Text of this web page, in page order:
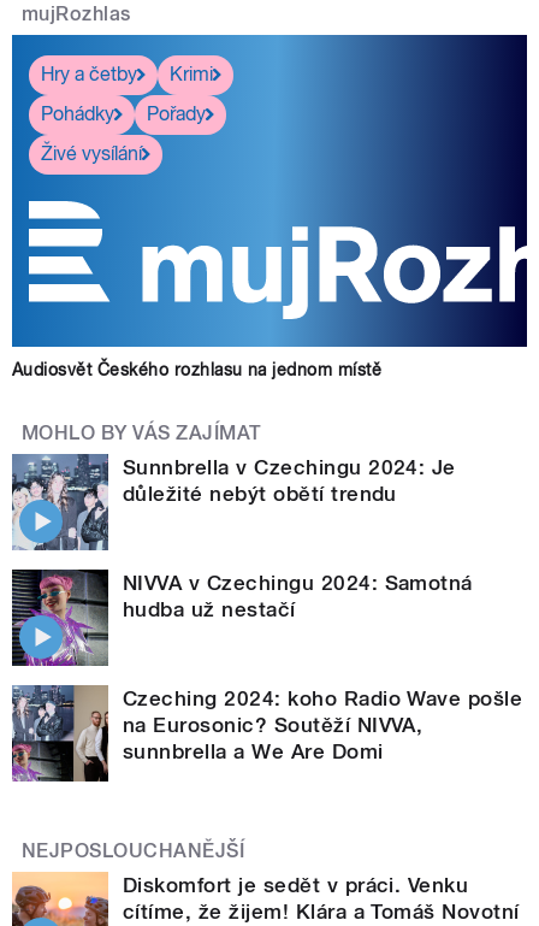
mujRozhlas
Hry a četby
Krimi
Pohádky
Pořady
Živé vysílání
Audiosvět Českého rozhlasu na jednom místě
MOHLO BY VÁS ZAJÍMAT
Sunnbrella v Czechingu 2024: Je
důležité nebýt obětí trendu
NIVVA v Czechingu 2024: Samotná
hudba už nestačí
Czeching 2024: koho Radio Wave pošle
na Eurosonic? Soutěží NIVVA,
sunnbrella a We Are Domi
NEJPOSLOUCHANĚJŠÍ
Diskomfort je sedět v práci. Venku
cítíme, že žijem! Klára a Tomáš Novotní